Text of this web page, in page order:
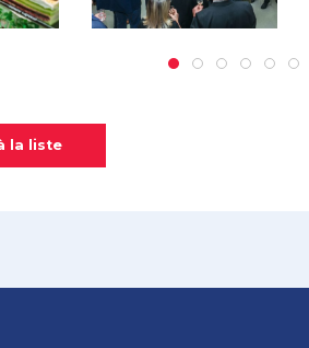
la liste